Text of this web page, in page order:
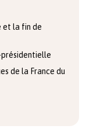
et la fin de
présidentielle
de la France du